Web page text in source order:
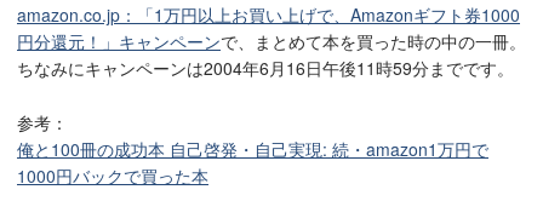
amazon.co.jp：「1万円以上お買い上げで、Amazonギフト券1000
円分還元！」キャンペーンで、まとめて本を買った時の中の一冊。
ちなみにキャンペーンは2004年6月16日午後11時59分までです。
参考：
俺と100冊の成功本 自己啓発・自己実現: 続・amazon1万円で
1000円バックで買った本